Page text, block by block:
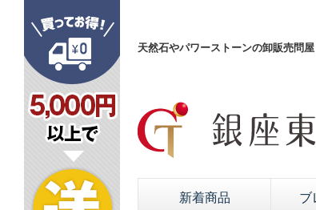
天然石やパワーストーンの卸販売問
新着商品 ブ